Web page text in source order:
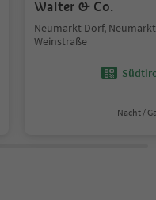
Walter & Co.
Neumarkt Dorf,
Weinstraße
Nacht /